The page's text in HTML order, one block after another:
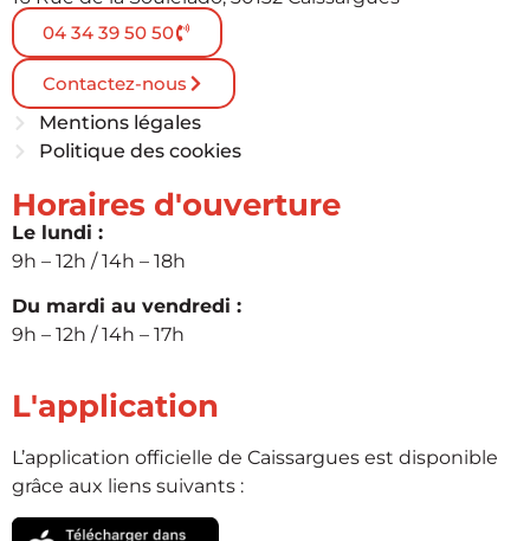
04 34 39 50 50
Contactez-nous
Mentions légales
Politique des cookies
Horaires d'ouverture
Le lundi :
9h – 12h / 14h – 18h
Du mardi au vendredi :
9h – 12h / 14h – 17h
L'application
L’application officielle de Caissargues est disponible
grâce aux liens suivants :